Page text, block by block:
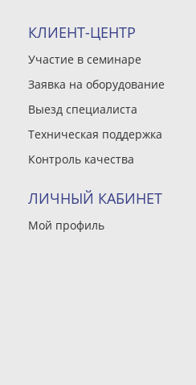
КЛИЕНТ-ЦЕНТР
Участие в семинаре
Заявка на оборудование
Выезд специалиста
Техническая поддержка
Контроль качества
ЛИЧНЫЙ КАБИНЕТ
Мой профиль